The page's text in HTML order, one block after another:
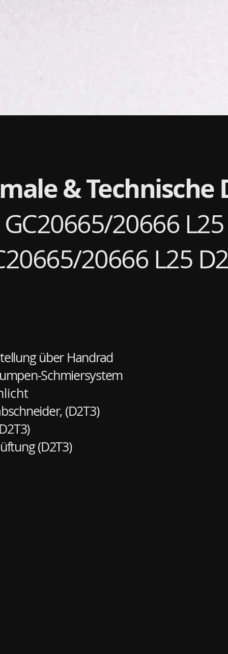
& Technische
GC20665/20666 L25
20666 L25
über Handrad
Schmiersystem
(D2T3)
(D2T3)